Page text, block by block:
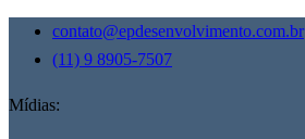
contato@epdesenvolvimento.com.br
(11) 9 8905-7507
Mídias: